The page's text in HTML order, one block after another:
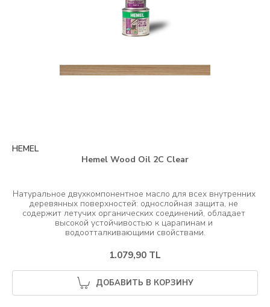
HEMEL
Hemel Wood Oil 2C Clear
Натуральное двухкомпонентное масло для всех внутренних
деревянных поверхностей: однослойная защита, не
содержит летучих органических соединений, обладает
высокой устойчивостью к царапинам и
1.079,90 TL
ДОБАВИТЬ В КОРЗИНУ